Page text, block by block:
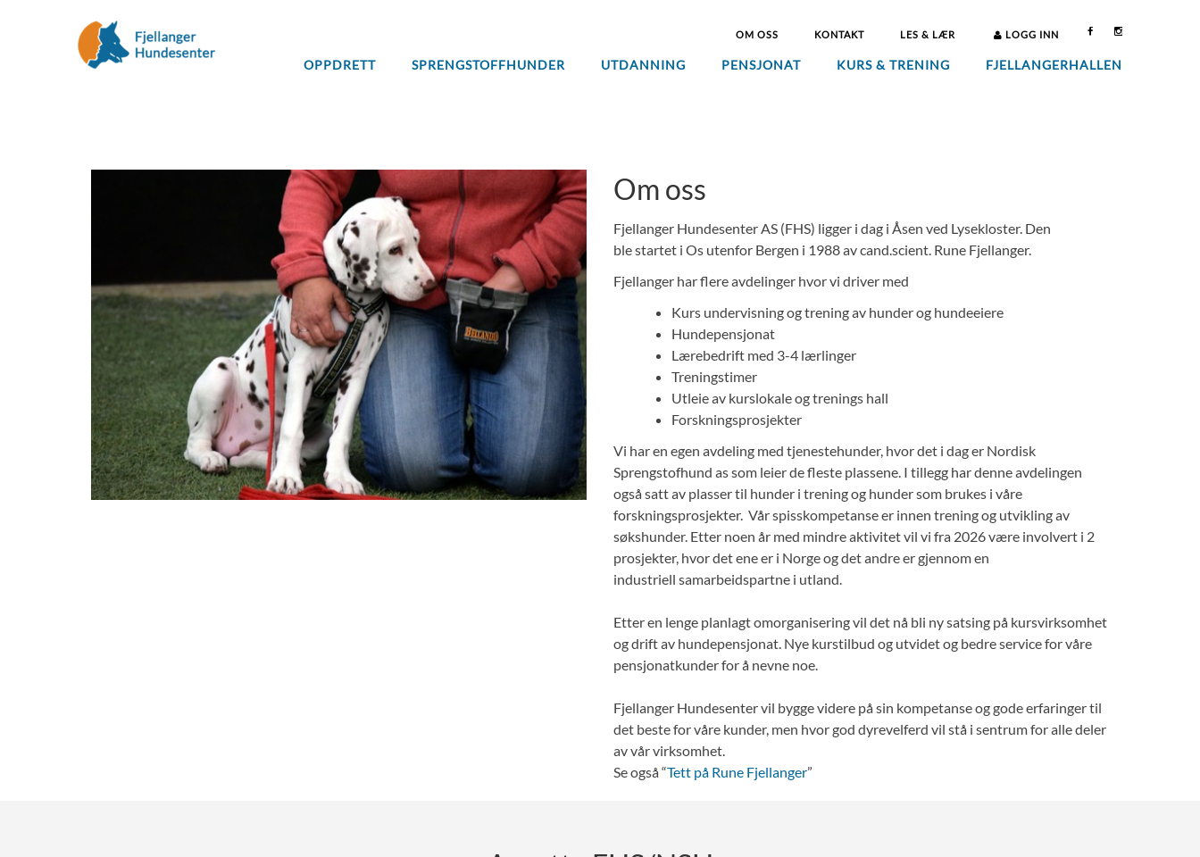
OM OSS KONTAKT LES & LÆR LOGG INN
OPPDRETT SPRENGSTOFFHUNDER UTDANNING PENSJONAT KURS & TRENING FJELLANGERHALLEN
Om oss
Fjellanger Hundesenter AS (FHS) ligger i dag i Åsen ved Lysekloster. Den
ble startet i Os utenfor Bergen i 1988 av cand.scient. Rune Fjellanger.
Fjellanger har flere avdelinger hvor vi driver med
Kurs undervisning og trening av hunder og hundeeiere
Hundepensjonat
Lærebedrift med 3-4 lærlinger
Treningstimer
Utleie av kurslokale og trenings hall
Forskningsprosjekter
Vi har en egen avdeling med tjenestehunder, hvor det i dag er Nordisk
Sprengstofhund as som leier de fleste plassene. I tillegg har denne avdelingen
også satt av plasser til hunder i trening og hunder som brukes i våre
forskningsprosjekter. Vår spisskompetanse er innen trening og utvikling av
søkshunder. Etter noen år med mindre aktivitet vil vi fra 2026 være involvert i 2
prosjekter, hvor det ene er i Norge og det andre er gjennom en
industriell samarbeidspartne i utland.
Etter en lenge planlagt omorganisering vil det nå bli ny satsing på kursvirksomhet
og drift av hundepensjonat. Nye kurstilbud og utvidet og bedre service for våre
pensjonatkunder for å nevne noe.
Fjellanger Hundesenter vil bygge videre på sin kompetanse og gode erfaringer til
det beste for våre kunder, men hvor god dyrevelferd vil stå i sentrum for alle deler
av vår virksomhet.
Se også “Tett på Rune Fjellanger”